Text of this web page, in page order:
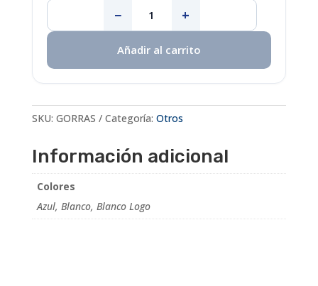
Gorras
− +
Añadir al carrito
SKU: GORRAS Categoría: Otros
Información adicional
Colores
Azul, Blanco, Blanco Logo